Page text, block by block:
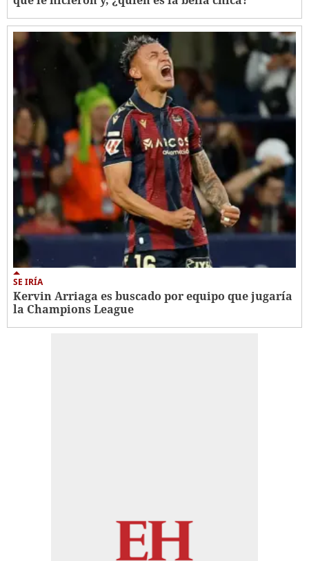
SE IRÍA
Kervin Arriaga es buscado por equipo que jugaría
la Champions League